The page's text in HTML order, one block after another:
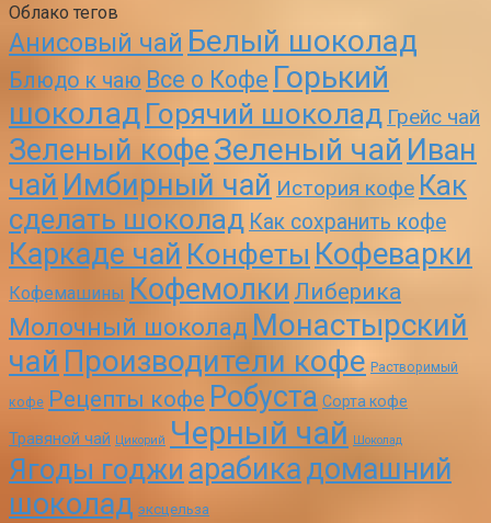
Облако тегов
Анисовый чай Белый шоколад
Блюдо к чаю Все о Кофе Горький
шоколад Горячий шоколад Грейс чай
Зеленый кофеЗеленый чай Иван
чай Имбирный чай История кофе Как
сделать шоколад Как сохранить кофе
Каркаде чай Конфеты Кофеварки
Кофемашины Кофемолки Либерика
Молочный шоколад Монастырский
чай Производители кофе Растворимый
кофе Рецепты кофе Робуста Сорта кофе
Травяной чай Цикорий Черный чай Шоколад
Ягоды годжи арабикадомашний
шоколад эксцельза